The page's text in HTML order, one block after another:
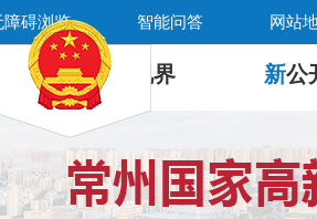
障碍浏览 智能问答 网站
新 视界 新公